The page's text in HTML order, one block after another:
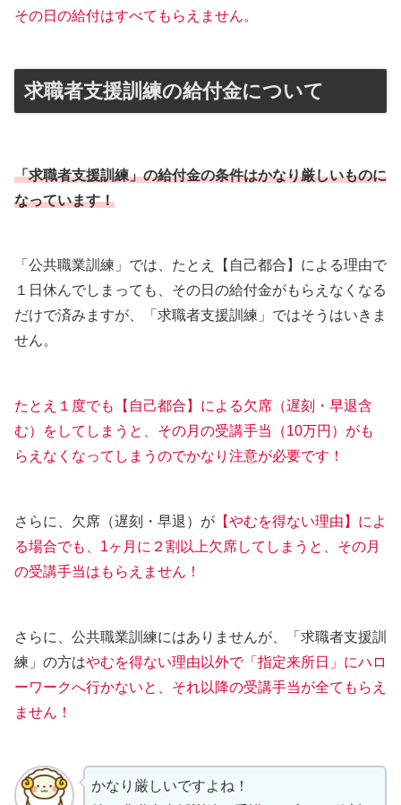
その日の給付はすべてもらえません。
求職者支援訓練の給付金について
「求職者支援訓練」の給付金の条件はかなり厳しいものに
なっています！
「公共職業訓練」では、たとえ【自己都合】による理由で
１日休んでしまっても、その日の給付金がもらえなくなる
だけで済みますが、「求職者支援訓練」ではそうはいきま
せん。
たとえ１度でも【自己都合】による欠席（遅刻・早退含
む）をしてしまうと、その月の受講手当（10万円）がも
らえなくなってしまうのでかなり注意が必要です！
さらに、欠席（遅刻・早退）が 【やむを得ない理由】によ
る場合でも、1ヶ月に２割以上欠席してしまうと、その月
の受講手当はもらえません！
さらに、公共職業訓練にはありませんが、「求職者支援訓
練」の方はやむを得ない理由以外で「指定来所日」にハロ
ーワークへ行かないと、それ以降の受講手当が全てもらえ
ません！
かなり厳しいですよね！